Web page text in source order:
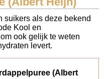
suikers als deze bekend
Kool en
ook gelijk te weten
levert.
(Albert